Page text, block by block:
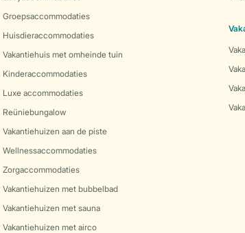
Groepsaccommodaties
Huisdieraccommodaties
Vakantiehuis met omheinde tuin
Kinderaccommodaties
Luxe accommodaties
Reüniebungalow
Vakantiehuizen aan de piste
Wellnessaccommodaties
Zorgaccommodaties
Vakantiehuizen met bubbelbad
Vakantiehuizen met sauna
Vakantiehuizen met airco